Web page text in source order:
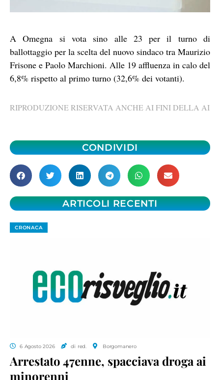
A Omegna si vota sino alle 23 per il turno di
ballottaggio per la scelta del nuovo sindaco tra Maurizio
Frisone e Paolo Marchioni. Alle 19 affluenza in calo del
6,8% rispetto al primo turno (32,6% dei votanti).
RIPRODUZIONE RISERVATA ANCHE AI FINI DELLA AI
CONDIVIDI
ARTICOLI RECENTI
CRONACA
6 Agosto 2026 di red. Borgomanero
Arrestato 47enne, spacciava droga ai
minorenni